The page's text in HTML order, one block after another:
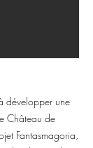
développer une
Château de
Fantasmagoria,